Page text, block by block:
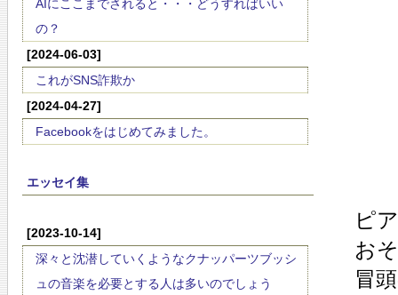
AIにここまでされると・・・どうすればいい
の？
[2024-06-03]
これがSNS詐欺か
[2024-04-27]
Facebookをはじめてみました。
エッセイ集
[2023-10-14]
深々と沈潜していくようなクナッパーツブッシ
ュの音楽を必要とする人は多いのでしょう
ピ
お
冒